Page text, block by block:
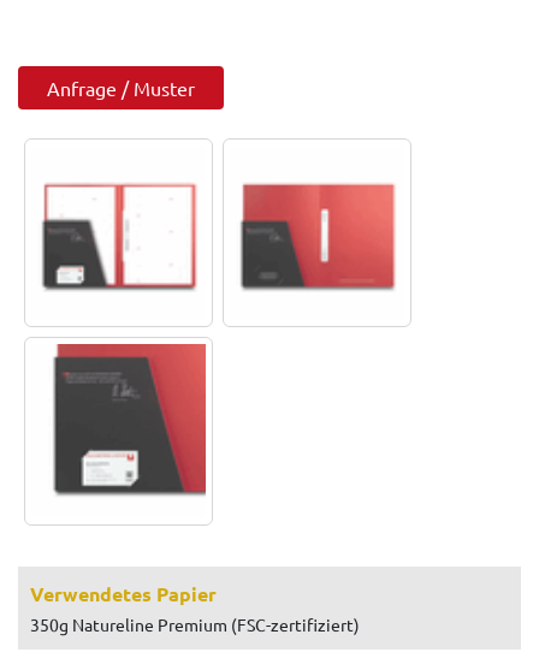
Anfrage / Muster
Verwendetes Papier
350g Natureline Premium (FSC-zertifiziert)